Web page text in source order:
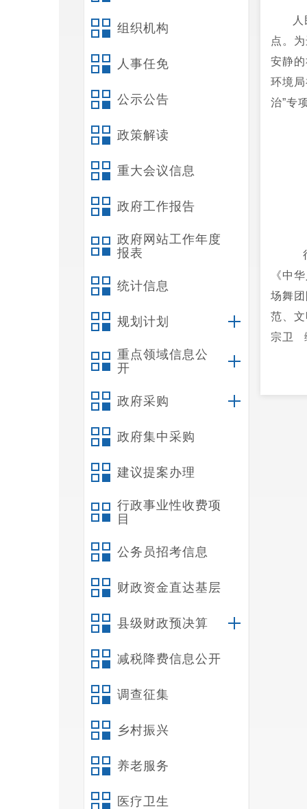
组织机构
人事任免
公示公告
政策解读
重大会议信息
政府工作报告
政府网站工作年度
报表
统计信息
规划计划
重点领域信息公
开
政府采购
政府集中采购
建议提案办理
行政事业性收费项
目
公务员招考信息
财政资金直达基层
县级财政预决算
减税降费信息公开
调查征集
乡村振兴
养老服务
医疗卫生
点。
安静
环境
治”专
《中
场舞
范、
宗卫